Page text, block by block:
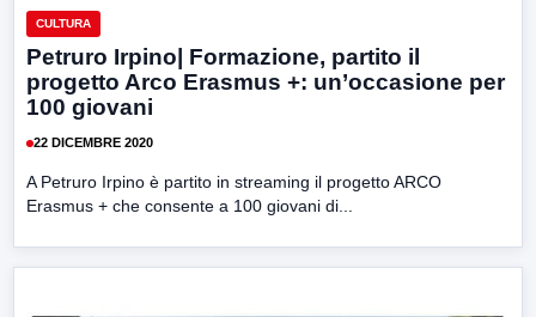
CULTURA
Petruro Irpino| Formazione, partito il
progetto Arco Erasmus +: un’occasione per
100 giovani
22 DICEMBRE 2020
A Petruro Irpino è partito in streaming il progetto ARCO
Erasmus + che consente a 100 giovani di...